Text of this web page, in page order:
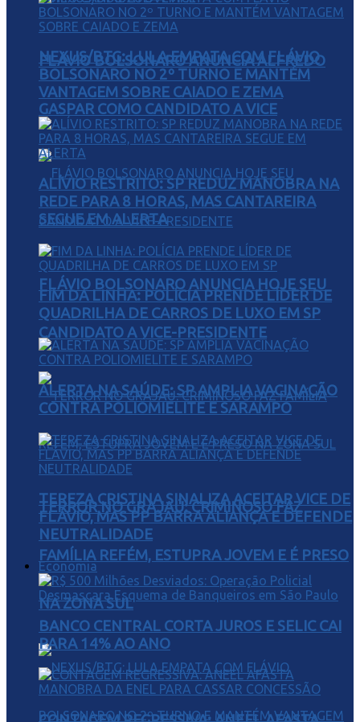
FLÁVIO BOLSONARO ANUNCIA ALFREDO
GASPAR COMO CANDIDATO A VICE
FLÁVIO BOLSONARO ANUNCIA HOJE SEU
CANDIDATO A VICE-PRESIDENTE
TERROR NO GRAJAÚ: CRIMINOSO FAZ
FAMÍLIA REFÉM, ESTUPRA JOVEM E É PRESO
NA ZONA SUL
NEXUS/BTG: LULA EMPATA COM FLÁVIO
BOLSONARO NO 2º TURNO E MANTÉM
VANTAGEM SOBRE CAIADO E ZEMA
ALÍVIO RESTRITO: SP REDUZ MANOBRA NA
REDE PARA 8 HORAS, MAS CANTAREIRA
SEGUE EM ALERTA
FIM DA LINHA: POLÍCIA PRENDE LÍDER DE
QUADRILHA DE CARROS DE LUXO EM SP
ALERTA NA SAÚDE: SP AMPLIA VACINAÇÃO
CONTRA POLIOMIELITE E SARAMPO
TEREZA CRISTINA SINALIZA ACEITAR VICE DE
FLÁVIO, MAS PP BARRA ALIANÇA E DEFENDE
NEUTRALIDADE
Economia
BANCO CENTRAL CORTA JUROS E SELIC CAI
PARA 14% AO ANO